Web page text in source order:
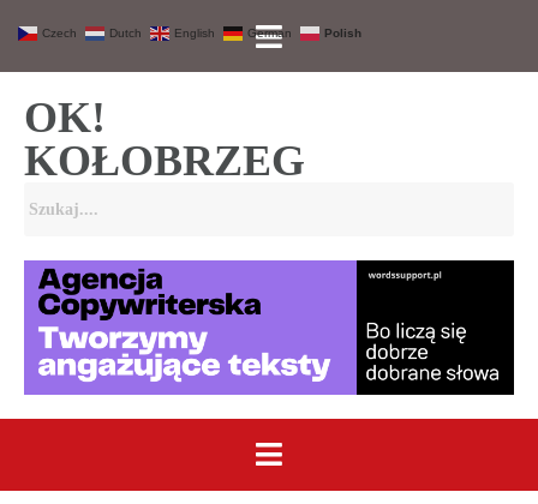
OK!
KOŁOBRZEG
Czech Dutch English German Polish